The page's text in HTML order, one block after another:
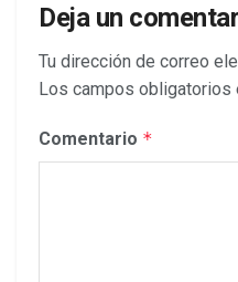
Deja un
Tu dirección de correo
Los campos obligatorios
Comentario *